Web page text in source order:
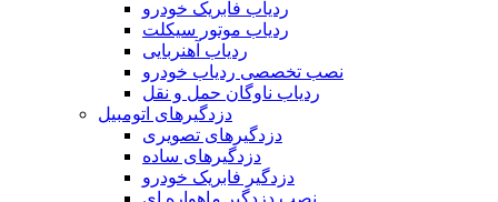
ردیاب فابریک خودرو
ردیاب موتور سیکلت
ردیاب آهنربایی
نصب تخصصی ردیاب خودرو
ردیاب ناوگان حمل و نقل
دزدگیرهای اتومبیل
دزدگیرهای تصویری
دزدگیرهای ساده
دزدگیر فابریک خودرو
نصب دزدگیر ماهواره ای